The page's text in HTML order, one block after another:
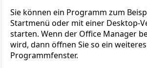
Sie können ein Programm zum
Startmenü oder mit einer Desktop-
starten. Wenn der Office Manager
wird, dann öffnen Sie so ein weiteres
Programmfenster.